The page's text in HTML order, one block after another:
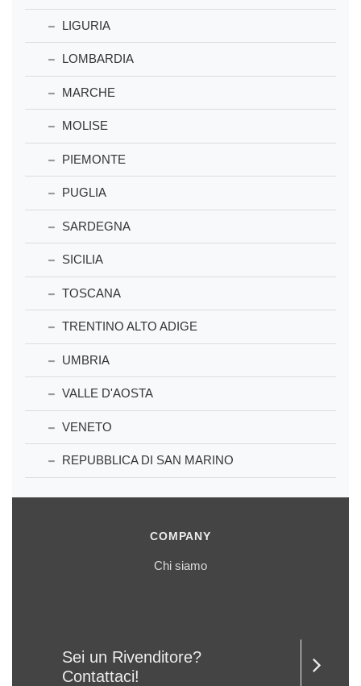
LIGURIA
LOMBARDIA
MARCHE
MOLISE
PIEMONTE
PUGLIA
SARDEGNA
SICILIA
TOSCANA
TRENTINO ALTO ADIGE
UMBRIA
VALLE D'AOSTA
VENETO
REPUBBLICA DI SAN MARINO
COMPANY
Chi siamo
Sei un Rivenditore?
Contattaci!